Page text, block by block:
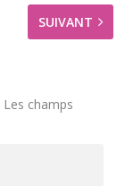
SUIVANT
Les champs